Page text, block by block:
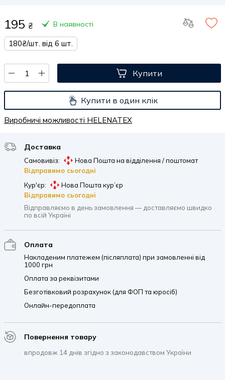
195 ₴ В наявності
180₴/шт. від 6 шт.
Купити
Купити в один клік
Виробничі можливості HELENATEX
Доставка
Самовивіз:
Нова Пошта на відділення / поштомат
Відправимо сьогодні
Кур'єр:
Нова Пошта кур’єр
Відправимо сьогодні
Відправляємо в день замовлення — доставляємо швидко
по всій Україні
Оплата
Накладеним платежем (післяплата) при замовленні від
1000 грн
Оплата за реквізитами
Безготівковий розрахунок (для ФОП та юросіб)
Онлайн-передоплата
Повернення товару
впродовж 14 днів згідно з законодавством України